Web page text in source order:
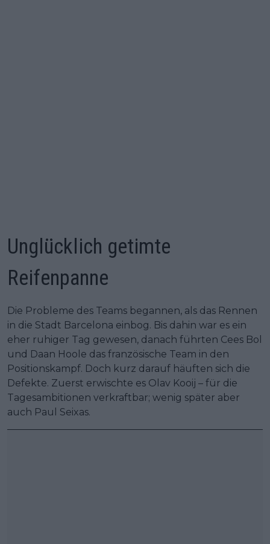
Unglücklich getimte
Reifenpanne
Die Probleme des Teams begannen, als das Rennen
in die Stadt Barcelona einbog. Bis dahin war es ein
eher ruhiger Tag gewesen, danach führten Cees Bol
und Daan Hoole das französische Team in den
Positionskampf. Doch kurz darauf häuften sich die
Defekte. Zuerst erwischte es Olav Kooij – für die
Tagesambitionen verkraftbar; wenig später aber
auch Paul Seixas.